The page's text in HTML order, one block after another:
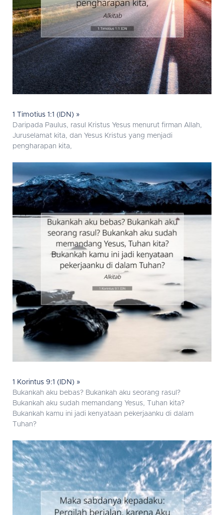
1 Timotius 1:1 (IDN) »
Daripada Paulus, rasul Kristus Yesus menurut firman Allah,
Juruselamat kita, dan Yesus Kristus yang menjadi
pengharapan kita,
1 Korintus 9:1 (IDN) »
Bukankah aku bebas? Bukankah aku seorang rasul?
Bukankah aku sudah memandang Yesus, Tuhan kita?
Bukankah kamu ini jadi kenyataan pekerjaanku di dalam
Tuhan?